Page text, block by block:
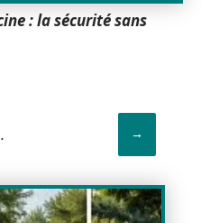
: la sécurité sans